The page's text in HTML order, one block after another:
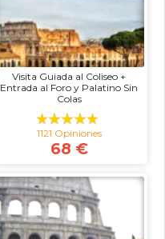
Visita Guiada al Coliseo +
Entrada al Foro y Palatino Sin
Colas
1121 Opiniones
68 €